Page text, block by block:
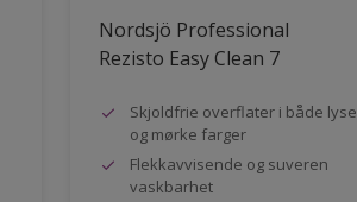
Nordsjö Professional
Rezisto Easy Clean 7
Skjoldfrie overflater i både lyse
og mørke farger
Flekkavvisende og suveren
vaskbarhet